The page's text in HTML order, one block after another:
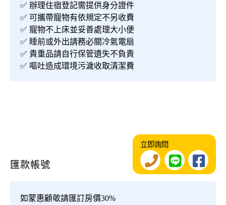
✅ 辦理住宿登記需提供身分證件
✅ 可攜帶寵物有依規定不另收費
✅ 寵物不上床並妥善處理大小便
✅ 睡前或外出請務必關冷氣電扇
✅ 貴重品請自行保管遺失不負責
✅ 嘔吐造成環境污濊收取清潔費
匯款帳號
立即詢問
如蒙惠顧敬請匯訂房價30%